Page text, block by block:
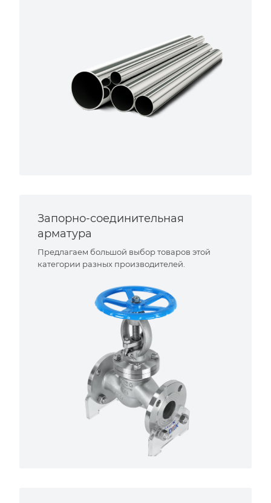
Запорно-соединительная
арматура
Предлагаем большой выбор товаров этой
категории разных производителей.